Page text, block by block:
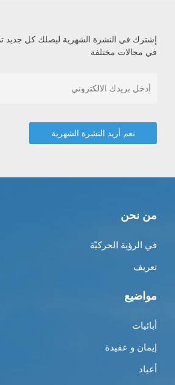
إشترك في النشرة الشهرية ليصلك كل جديد
في مجالات مختلفة
من نحن
في الرؤية الحركيّة
تعريف
مواضيع
أبائيات
إيمان و عقيدة
أعياد